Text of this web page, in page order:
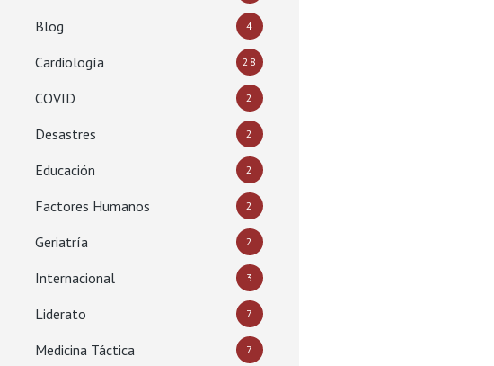
Blog 4
Cardiología 28
COVID 2
Desastres 2
Educación 2
Factores Humanos 2
Geriatría 2
Internacional 3
Liderato 7
Medicina Táctica 7